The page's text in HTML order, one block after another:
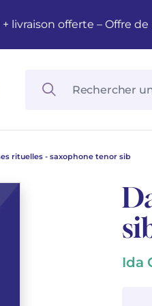
livraison offerte – Offre
rituelles - saxophone tenor sib
Ida